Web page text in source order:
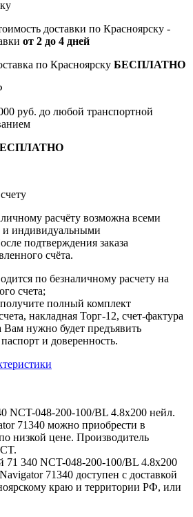
доставки по Красноярску -
от 2 до 4 дней
по Красноярску БЕСПЛАТНО
руб. до любой транспортной
расчёту возможна всеми
индивидуальными
подтверждения заказа
счёта.
по безналичному расчету на
счета;
полный комплект
накладная Торг-12, счет-фактура
Вам нужно будет предъявить
и доверенность.
NCT-048-200-100/BL 4.8х200 нейл.
71340 можно приобрести в
низкой цене. Производитель
71 340 NCT-048-200-100/BL 4.8х200
71340 доступен с доставкой
краю и территории РФ, или